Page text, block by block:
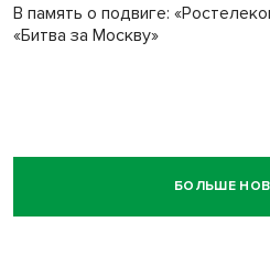
В память о подвиге:
«Битва за Москву»
БОЛЬШЕ